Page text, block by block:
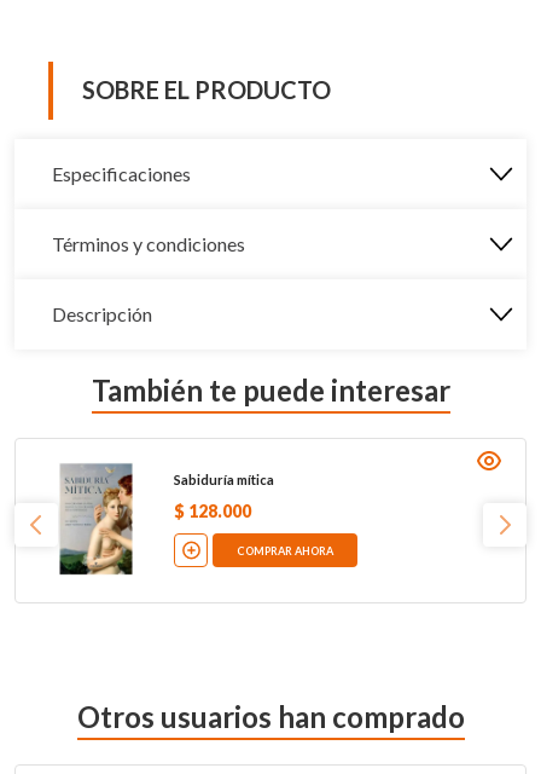
SOBRE EL PRODUCTO
Especificaciones
Términos y condiciones
Descripción
También te puede interesar
Sabiduría mítica
$ 128.000
COMPRAR AHORA
Otros usuarios han comprado